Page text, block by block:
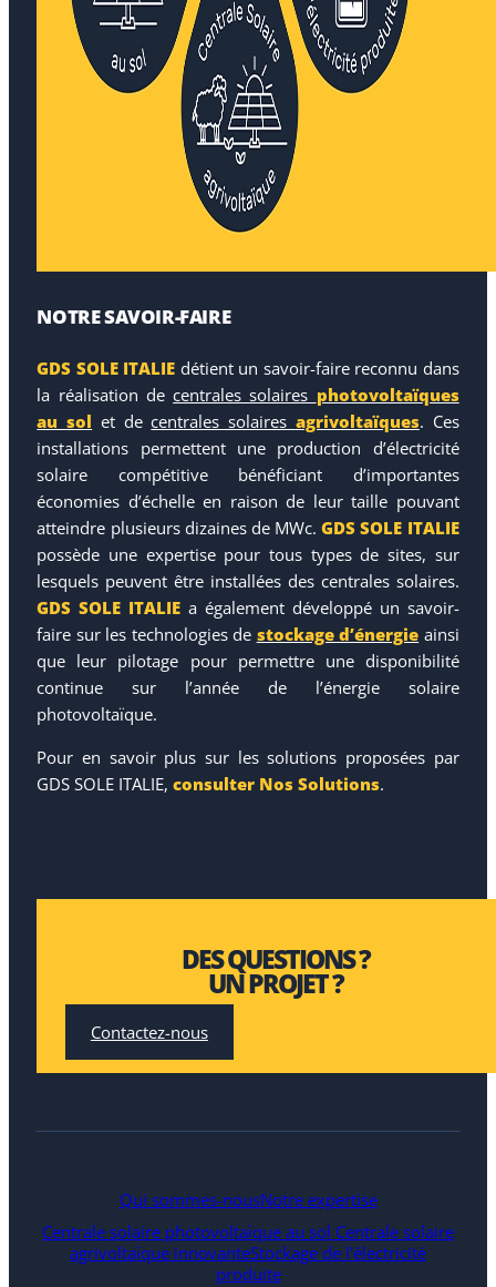
NOTRE SAVOIR-FAIRE
GDS SOLE ITALIE détient un savoir-faire reconnu dans
la réalisation decentrales solaires photovoltaïques
au sol et decentrales solaires agrivoltaïques. Ces
installations permettent une production d’électricité
solaire compétitive bénéficiant d’importantes
économies d’échelle en raison de leur taille pouvant
atteindre plusieurs dizaines de MWc.GDS SOLE ITALIE
possède une expertise pour tous types de sites, sur
lesquels peuvent être installées des centrales solaires.
GDS SOLE ITALIE a également développé un savoir-
faire sur les technologies de stockage d’énergie ainsi
que leur pilotage pour permettre une disponibilité
continue sur l’année de l’énergie solaire
photovoltaïque.
Pour en savoir plus sur les solutions proposées par
GDS SOLE ITALIE,consulter Nos Solutions.
DES QUESTIONS ?
UN PROJET ?
Contactez-nous
Qui sommes-nousNotre expertise
Centrale solaire photovoltaïque au sol Centrale solaire
agrivoltaïque innovanteStockage de l'électricité
produite